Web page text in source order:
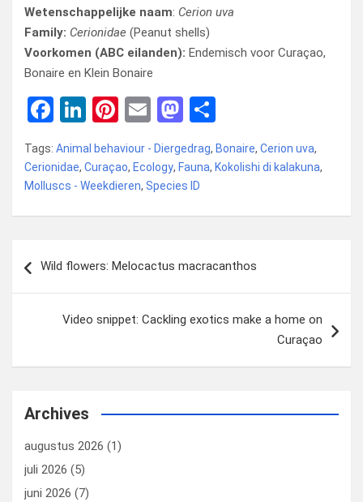
Wetenschappelijke naam: Cerion uva
Family: Cerionidae (Peanut shells)
Voorkomen (ABC eilanden): Endemisch voor Curaçao,
Bonaire en Klein Bonaire
F
a
ce
b
o
k
Li
n
ke
dI
n
Pi
nt
er
es
t
E
m
ail
M
a
st
o
d
n
el
e
Tags: Animal behaviour - Diergedrag, Bonaire, Cerion uva,
Cerionidae, Curaçao, Ecology, Fauna, Kokolishi di kalakuna,
Molluscs - Weekdieren, Species ID
navigatie
Wild flowers: Melocactus macracanthos
Video snippet: Cackling exotics make a home on
Curaçao
Archives
augustus 2026 (1)
juli 2026 (5)
juni 2026 (7)